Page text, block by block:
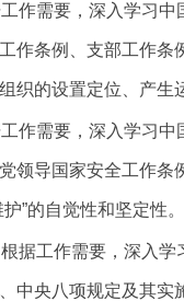
作需要，深入学习
作条例、支部工作
织的设置定位、产生
作需要，深入学习
领导国家安全工作
”的自觉性和坚定性。
据工作需要，深入
中央八项规定及其